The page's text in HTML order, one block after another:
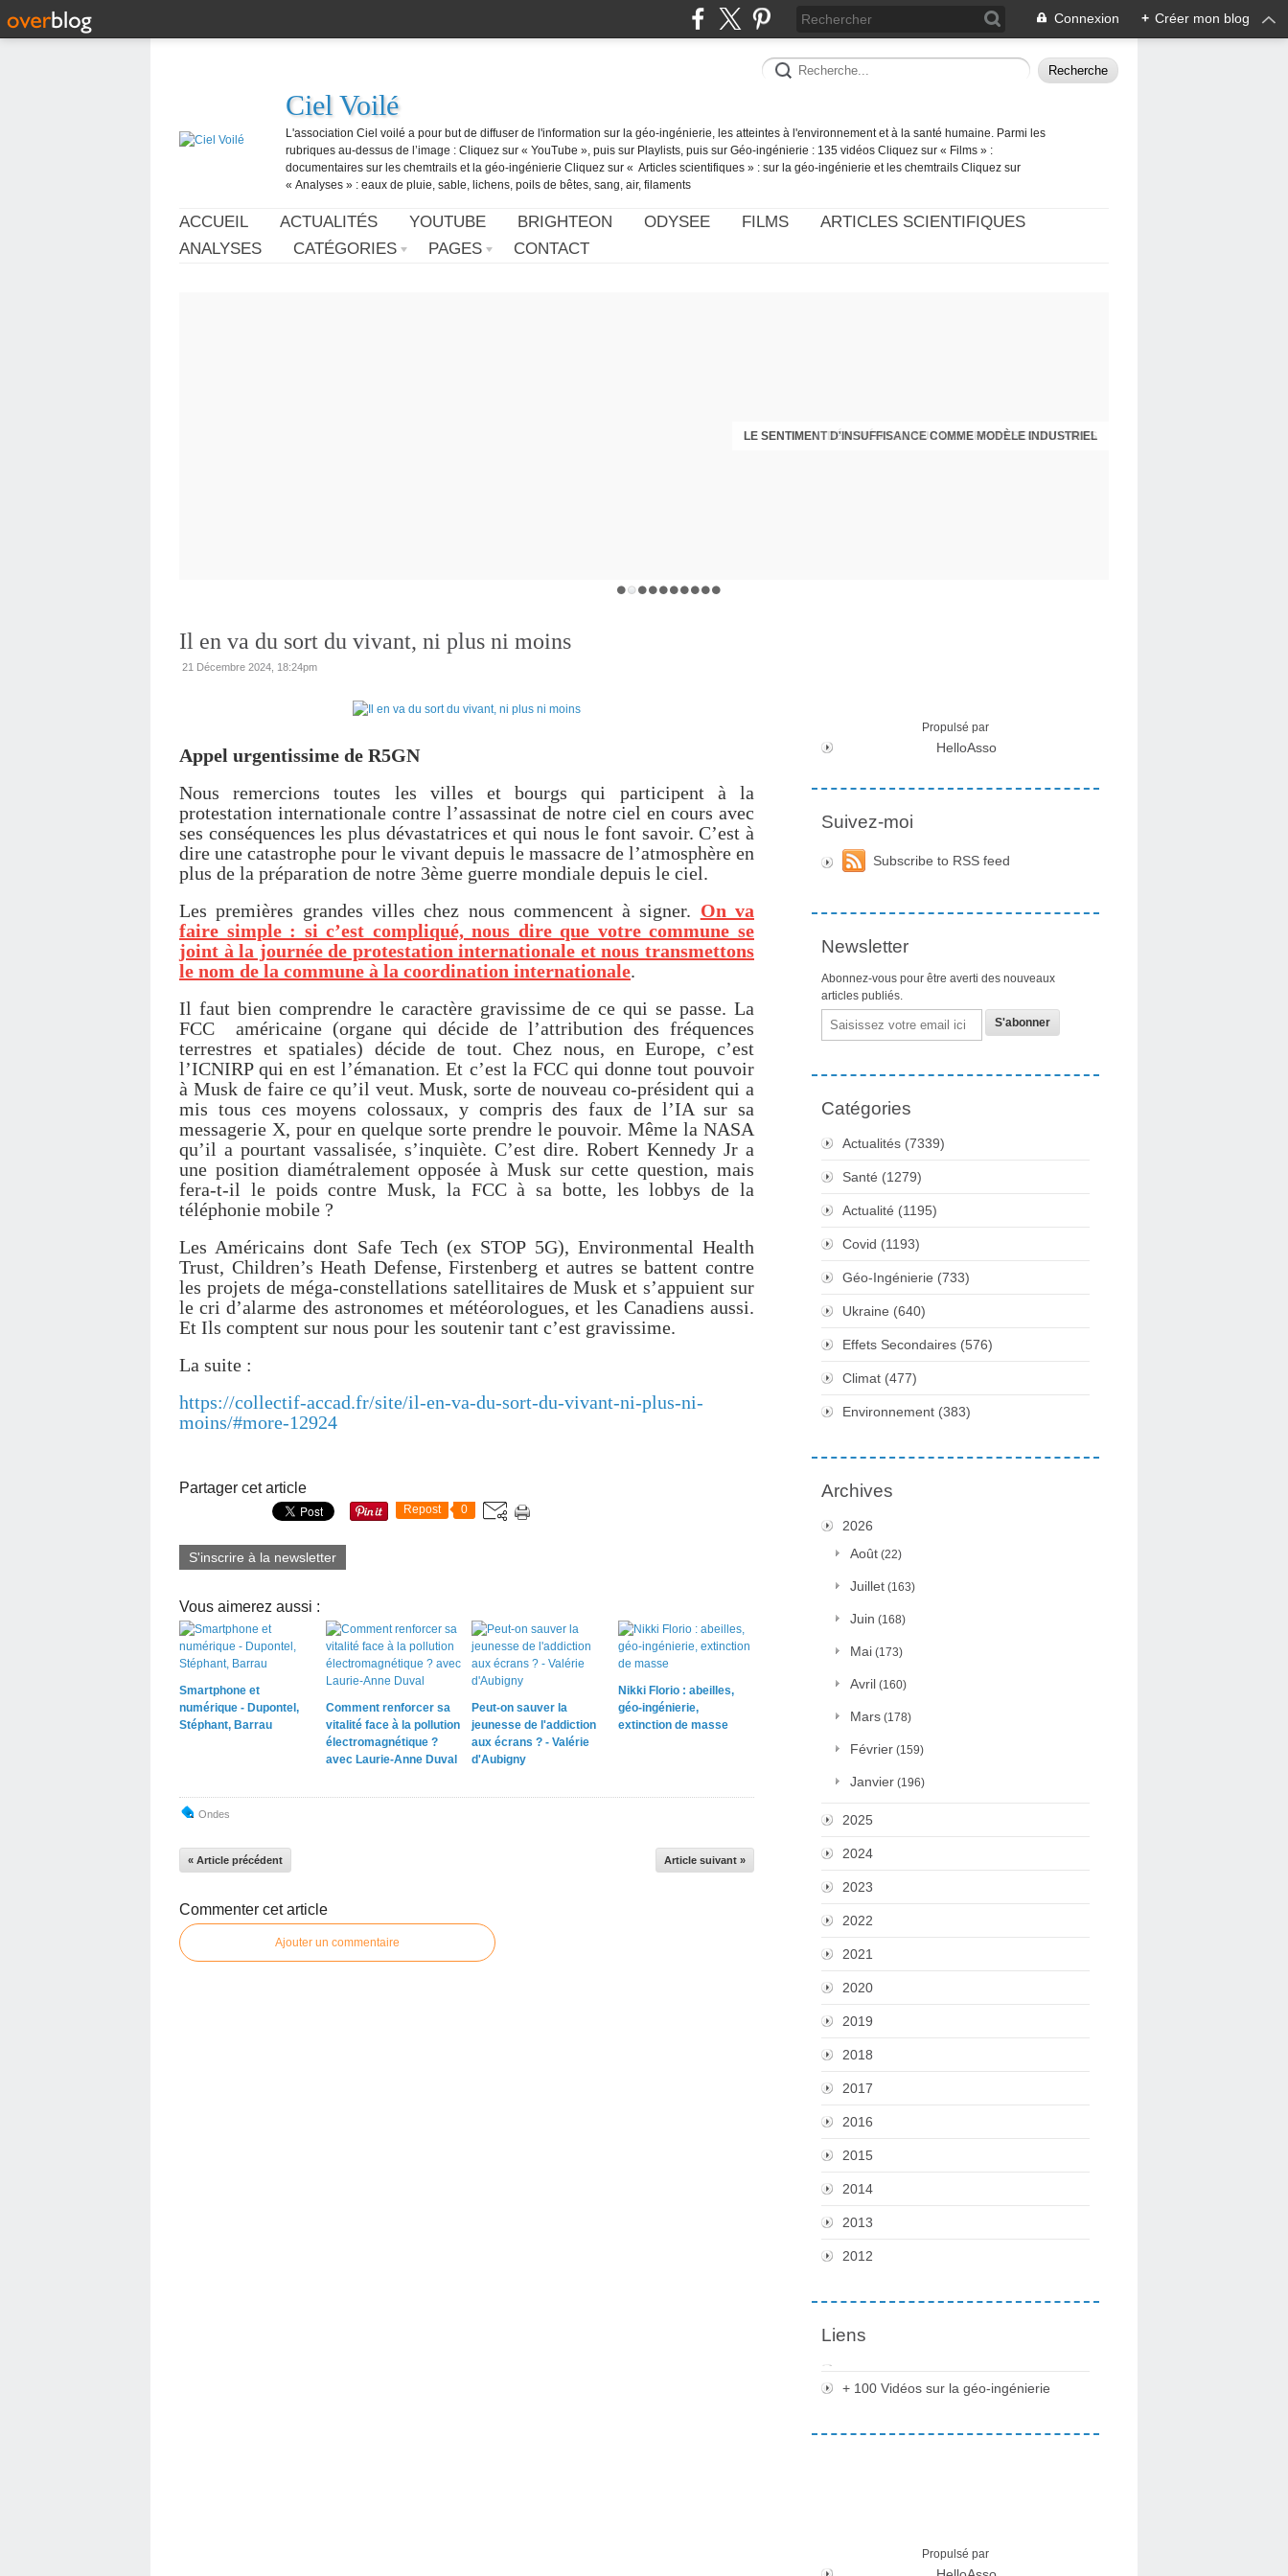
Connexion + Créer mon blog
Ciel Voilé
L'association Ciel voilé a pour but de diffuser de l'information sur la géo-ingénierie, les atteintes à l'environnement et à la santé humaine. Parmi les
rubriques au-dessus de l’image : Cliquez sur « YouTube », puis sur Playlists, puis sur Géo-ingénierie : 135 vidéos Cliquez sur « Films » :
documentaires sur les chemtrails et la géo-ingénierie Cliquez sur « Articles scientifiques » : sur la géo-ingénierie et les chemtrails Cliquez sur
« Analyses » : eaux de pluie, sable, lichens, poils de bêtes, sang, air, filaments
ACCUEIL ACTUALITÉS YOUTUBE BRIGHTEON ODYSEE FILMS
ARTICLES SCIENTIFIQUES
ANALYSES
CATÉGORIES PAGES CONTACT
LE SENTIMENT D'INSUFFISANCE COMME MODÈLE INDUSTRIEL
DÉNI MÉDICAL SUR LES EFFETS SECONDAIRES
Il en va du sort du vivant, ni plus ni moins
21 Décembre 2024, 18:24pm
Appel urgentissime de R5GN
Nous remercions toutes les villes et bourgs qui participent à la
protestation internationale contre l’assassinat de notre ciel en cours avec
ses conséquences les plus dévastatrices et qui nous le font savoir. C’est à
dire une catastrophe pour le vivant depuis le massacre de l’atmosphère en
plus de la préparation de notre 3ème guerre mondiale depuis le ciel.
Les premières grandes villes chez nous commencent à signer. On va
faire simple : si c’est compliqué, nous dire que votre commune se
joint à la journée de protestation internationale et nous transmettons
le nom de la commune à la coordination internationale.
Il faut bien comprendre le caractère gravissime de ce qui se passe. La
FCC américaine (organe qui décide de l’attribution des fréquences
terrestres et spatiales) décide de tout. Chez nous, en Europe, c’est
l’ICNIRP qui en est l’émanation. Et c’est la FCC qui donne tout pouvoir
à Musk de faire ce qu’il veut. Musk, sorte de nouveau co-président qui a
mis tous ces moyens colossaux, y compris des faux de l’IA sur sa
messagerie X, pour en quelque sorte prendre le pouvoir. Même la NASA
qu’il a pourtant vassalisée, s’inquiète. C’est dire. Robert Kennedy Jr a
une position diamétralement opposée à Musk sur cette question, mais
fera-t-il le poids contre Musk, la FCC à sa botte, les lobbys de la
téléphonie mobile ?
Les Américains dont Safe Tech (ex STOP 5G), Environmental Health
Trust, Children’s Heath Defense, Firstenberg et autres se battent contre
les projets de méga-constellations satellitaires de Musk et s’appuient sur
le cri d’alarme des astronomes et météorologues, et les Canadiens aussi.
Et Ils comptent sur nous pour les soutenir tant c’est gravissime.
La suite :
https://collectif-accad.fr/site/il-en-va-du-sort-du-vivant-ni-plus-ni-
moins/#more-12924
Partager cet article
Repost 0
S'inscrire à la newsletter
Vous aimerez aussi :
Smartphone et
numérique - Dupontel,
Stéphant, Barrau
Comment renforcer sa
vitalité face à la pollution
électromagnétique ?
avec Laurie-Anne Duval
Peut-on sauver la
jeunesse de l'addiction
aux écrans ? - Valérie
d'Aubigny
Nikki Florio : abeilles,
géo-ingénierie,
extinction de masse
Ondes
« Article précédent Article suivant »
Commenter cet article
Ajouter un commentaire
Propulsé par
HelloAsso
Suivez-moi
Subscribe to RSS feed
Newsletter
Abonnez-vous pour être averti des nouveaux
articles publiés.
Email
Catégories
Actualités (7339)
Santé (1279)
Actualité (1195)
Covid (1193)
Géo-Ingénierie (733)
Ukraine (640)
Effets Secondaires (576)
Climat (477)
Environnement (383)
Archives
2026
Août (22)
Juillet (163)
Juin (168)
Mai (173)
Avril (160)
Mars (178)
Février (159)
Janvier (196)
2025
2024
2023
2022
2021
2020
2019
2018
2017
2016
2015
2014
2013
2012
Liens
+ 100 Vidéos sur la géo-ingénierie
Propulsé par